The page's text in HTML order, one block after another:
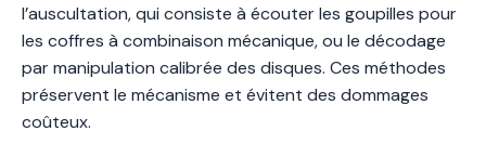
l’auscultation, qui consiste à écouter les goupilles pour
les coffres à combinaison mécanique, ou le décodage
par manipulation calibrée des disques. Ces méthodes
préservent le mécanisme et évitent des dommages
coûteux.